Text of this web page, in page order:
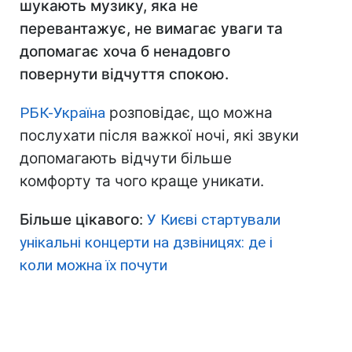
шукають музику, яка не
перевантажує, не вимагає уваги та
допомагає хоча б ненадовго
повернути відчуття спокою.
РБК-Україна розповідає, що можна
послухати після важкої ночі, які звуки
допомагають відчути більше
комфорту та чого краще уникати.
Більше цікавого: У Києві стартували
унікальні концерти на дзвіницях: де і
коли можна їх почути